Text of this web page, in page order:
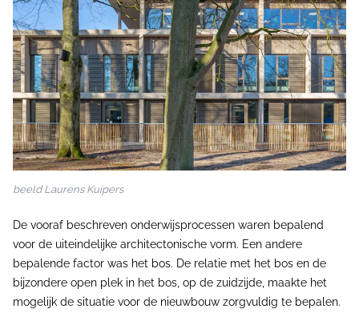
beeld Laurens Kuipers
De vooraf beschreven onderwijsprocessen waren bepalend
voor de uiteindelijke architectonische vorm. Een andere
bepalende factor was het bos. De relatie met het bos en de
bijzondere open plek in het bos, op de zuidzijde, maakte het
mogelijk de situatie voor de nieuwbouw zorgvuldig te bepalen.